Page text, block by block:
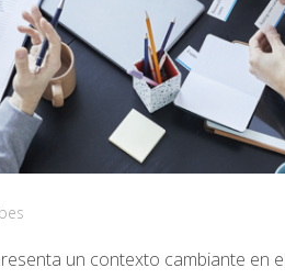
un contexto cambiante en